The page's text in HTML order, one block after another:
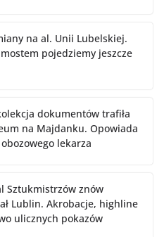
na al. Unii Lubelskiej.
pojedziemy jeszcze
dokumentów trafiła
na Majdanku. Opowiada
lekarza
Sztukmistrzów znów
Lublin. Akrobacje, highline
ulicznych pokazów